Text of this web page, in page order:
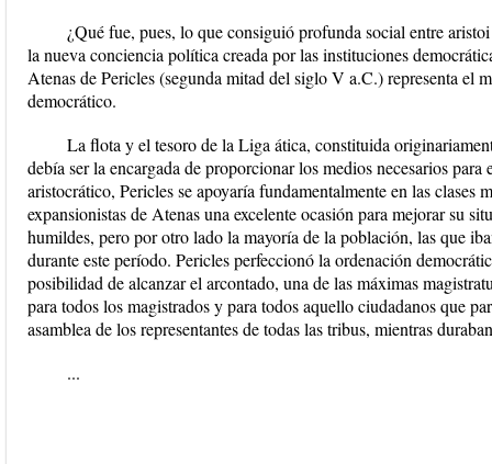
¿Qué fue, pues, lo que consiguió profunda social entre
la nueva conciencia política creada por las instituciones
Atenas de Pericles (segunda mitad del siglo V a.C.) representa el
democrático.
La flota y el tesoro de la Liga ática, constituida
debía ser la encargada de proporcionar los medios necesarios
aristocrático, Pericles se apoyaría fundamentalmente en las clases
expansionistas de Atenas una excelente ocasión para mejorar su
humildes, pero por otro lado la mayoría de la población, las que
durante este período. Pericles perfeccionó la ordenación
posibilidad de alcanzar el arcontado, una de las máximas
para todos los magistrados y para todos aquello ciudadanos que
asamblea de los representantes de todas las tribus, mientras
...